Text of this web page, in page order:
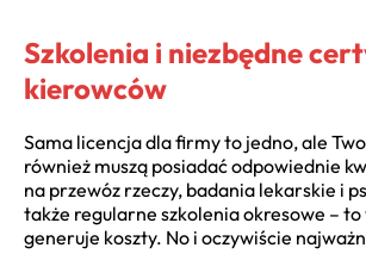
Szkolenia i niezbędne
kierowców
Sama licencja dla firmy to jedno, ale
również muszą posiadać odpowiednie
na przewóz rzeczy, badania lekarskie i
także regularne szkolenia okresowe – to
generuje koszty. No i oczywiście